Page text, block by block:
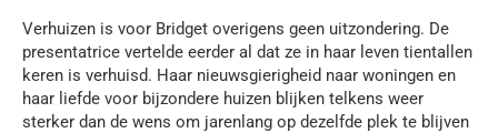
Verhuizen is voor Bridget overigens geen uitzondering. De
presentatrice vertelde eerder al dat ze in haar leven tientallen
keren is verhuisd. Haar nieuwsgierigheid naar woningen en
haar liefde voor bijzondere huizen blijken telkens weer
sterker dan de wens om jarenlang op dezelfde plek te blijven